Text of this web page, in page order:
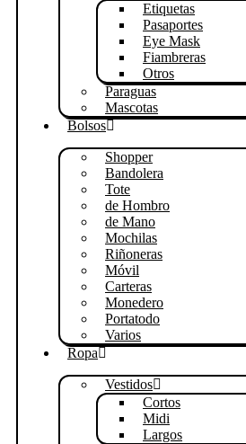
Etiquetas
Pasaportes
Eye Mask
Fiambreras
Otros
Paraguas
Mascotas
Bolsos
Shopper
Bandolera
Tote
de Hombro
de Mano
Mochilas
Riñoneras
Móvil
Carteras
Monedero
Portatodo
Varios
Ropa
Vestidos
Cortos
Midi
Largos